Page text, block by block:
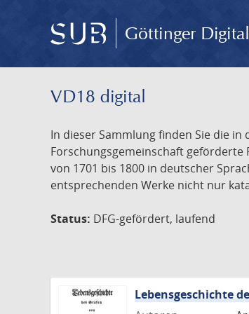
Göttinger
VD18 digital
In dieser Sammlung finden Sie die
Forschungsgemeinschaft geförderte
von 1701 bis 1800 in deutscher
entsprechenden Werke nicht nur
Status: DFG-gefördert, laufend
Lebensgeschichte